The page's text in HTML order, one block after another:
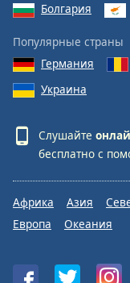
Болгария
Популярные страны
Германия
Украина
Слушайте
бесплатно с
Африка Азия
Европа
Океания